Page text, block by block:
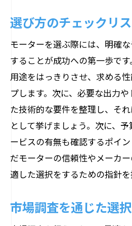
選び方のチェックリ
モーターを選ぶ際には、明確
することが成功への第一歩で
用途をはっきりさせ、求める
プします。次に、必要な出力
た技術的な要件を整理し、そ
として挙げましょう。次に、
ービスの有無も確認するポイ
だモーターの信頼性やメーカ
適した選択をするための指針を
市場調査を通じた選